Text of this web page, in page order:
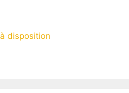
disposition